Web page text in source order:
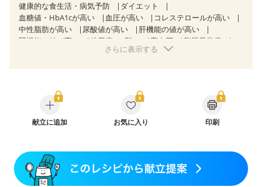
健康的な食生活・病気予防
ダイエット
血糖値・HbA1cが高い
血圧が高い
コレステロールが高い
中性脂肪が高い
尿酸値が高い
肝機能の値が高い
腎機能の値が高い
糖尿病（2型） 高血圧
脂質異常症
胃ポリープ 逆流性食道炎
糖尿病性腎症（第３期）
CKD（ステージ１）
CKD（ステージ２）
乳がん（抗がん剤治療中）
乳がん（ホルモン療法中）
乳がん（放射線治療中）
妊婦健診・血圧が気になる（初期）
妊婦健診・血糖値が気になる（初期）
妊娠高血圧(中期)
妊娠糖尿病(初期)
さらに表示する
献立に追加 お気に入り 印刷